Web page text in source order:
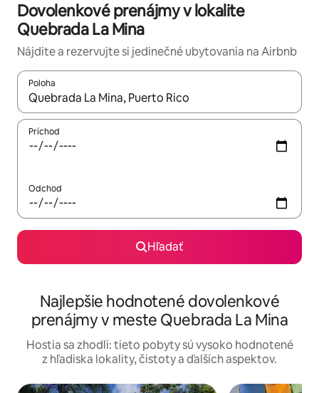
Dovolenkové prenájmy v lokalite
Quebrada La Mina
Nájdite a rezervujte si jedinečné ubytovania na Airbnb
Poloha
Keď budú výsledky k dispozícii, môžete si ich prechádzať
Príchod
Odchod
Hľadať
Najlepšie hodnotené dovolenkové
prenájmy v meste Quebrada La Mina
Hostia sa zhodli: tieto pobyty sú vysoko hodnotené
z hľadiska lokality, čistoty a ďalších aspektov.